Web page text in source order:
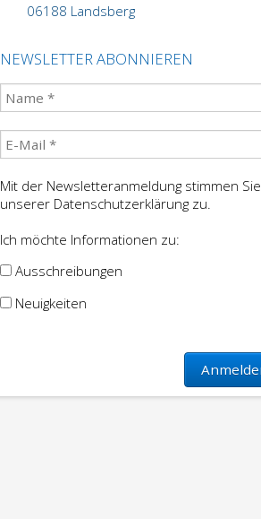
06188 Landsberg
NEWSLETTER ABONNIEREN
Mit der Newsletteranmeldung stimmen Sie
unserer Datenschutzerklärung zu.
Ich möchte Informationen zu:
Ausschreibungen
Neuigkeiten